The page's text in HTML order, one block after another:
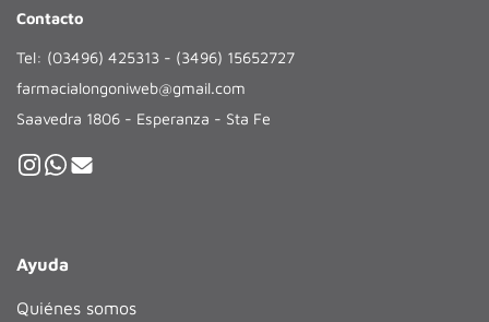
Contacto
Tel: (03496) 425313 - (3496) 15652727
farmacialongoniweb@gmail.com
Saavedra 1806 - Esperanza - Sta Fe
Ayuda
Quiénes somos